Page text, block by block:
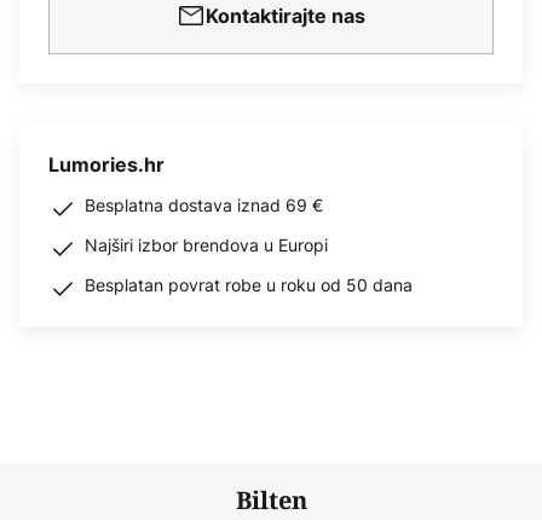
Kontaktirajte nas
Lumories.hr
Besplatna dostava iznad 69 €
Najširi izbor brendova u Europi
Besplatan povrat robe u roku od 50 dana
Bilten